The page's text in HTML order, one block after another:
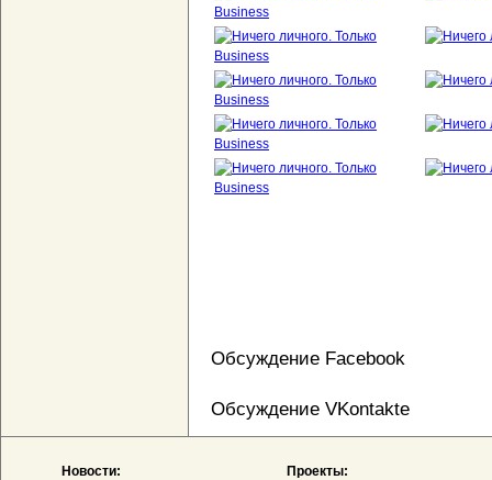
Обсуждение Facebook
Обсуждение VKontakte
Новости: Проекты: